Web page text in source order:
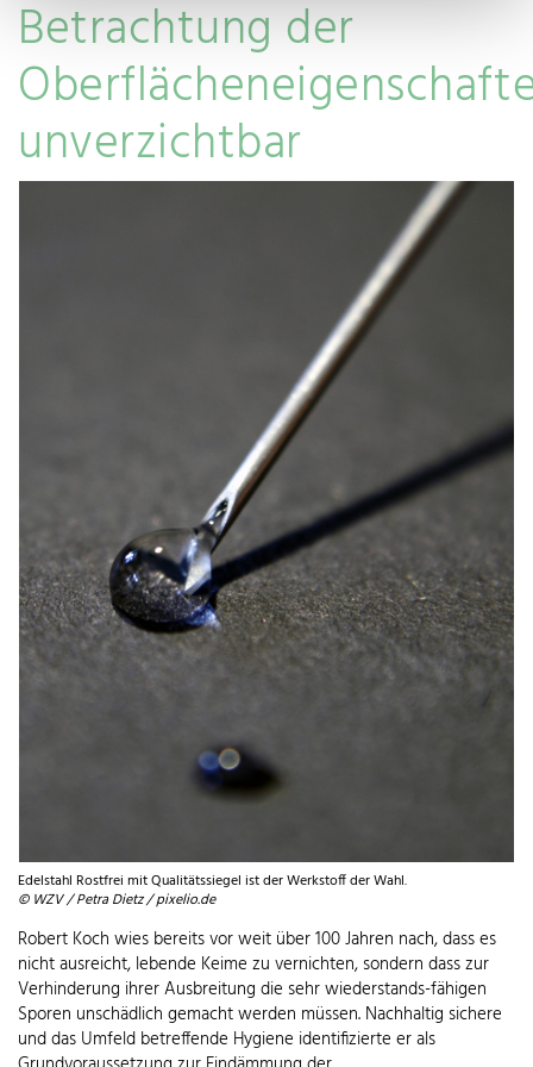
Betrachtung der
unverzichtbar
Edelstahl Rostfrei mit Qualitätssiegel ist der Werkstoff der Wahl.
© WZV / Petra Dietz / pixelio.de
Robert Koch wies bereits vor weit über 100 Jahren nach, dass es
nicht ausreicht, lebende Keime zu vernichten, sondern dass zur
Verhinderung ihrer Ausbreitung die sehr wiederstands-fähigen
Sporen unschädlich gemacht werden müssen. Nachhaltig sichere
und das Umfeld betreffende Hygiene identifizierte er als